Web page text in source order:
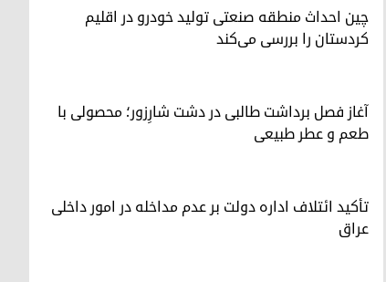
چین احداث منطقه صنعتی تولید خودرو در اقلیم
کردستان را بررسی می‌کند
آغاز فصل برداشت طالبی در دشت شارِزور؛ محصولی با
طعم و عطر طبیعی
تأکید ائتلاف اداره دولت بر عدم مداخله در امور داخلی
عراق